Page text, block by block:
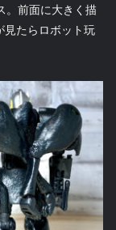
。前面に大きく描
見たらロボット玩